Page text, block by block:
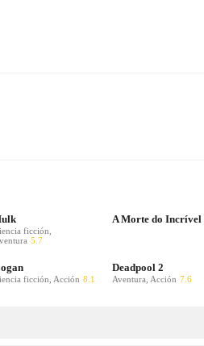
ficción,
5.7
ficción, Acción 8.1
Deadpool 2
Aventura, Acción 7.6